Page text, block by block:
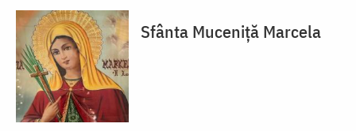
Sfânta Muceniță Marcela